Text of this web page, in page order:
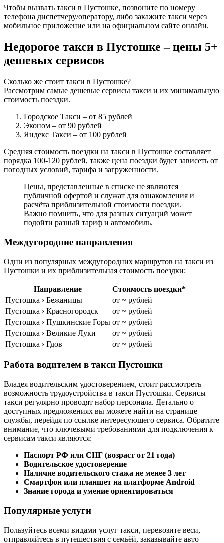
Чтобы вызвать такси в Пустошке, позвоните по номеру
телефона диспетчеру/оператору, либо закажите такси через
мобильное приложение или на официальном сайте онлайн.
Недорогое такси в Пустошке – цены 5+
дешевых сервисов
Сколько же стоит такси в Пустошке?
Рассмотрим самые дешевые сервисы такси и их минимальную
стоимость поездки.
Городское Такси – от 85 рублей
Эконом – от 90 рублей
Яндекс Такси – от 100 рублей
Средняя стоимость поездки на такси в Пустошке составляет
порядка 100-120 рублей, также цена поездки будет зависеть от
погодных условий, тарифа и загруженности.
Цены, представленные в списке не являются
публичной офертой и служат для ознакомления и
расчёта приблизительной стоимости поездки.
Важно помнить, что для разных ситуаций может
подойти разный тариф и автомобиль.
Междугородние направления
Одни из популярных междугородних маршрутов на такси из
Пустошки и их приблизительная стоимость поездки:
Направление
Стоимость поездки*
Пустошка › Бежаницы
от ~ рублей
Пустошка › Красногородск
от ~ рублей
Пустошка › Пушкинские Горы от ~ рублей
Пустошка › Великие Луки
от ~ рублей
Пустошка › Гдов
от ~ рублей
Работа водителем в такси Пустошки
Владея водительским удостоверением, стоит рассмотреть
возможность трудоустройства в такси Пустошки. Сервисы
такси регулярно проводят набор персонала. Детально о
доступных предложениях вы можете найти на странице
службы, перейдя по ссылке интересующего сервиса. Обратите
внимание, что ключевыми требованиями для подключения к
сервисам такси являются:
Паспорт РФ или СНГ (возраст от 21 года)
Водительское удостоверение
Наличие водительского стажа не менее 3 лет
Смартфон или планшет на платформе Android
Знание города и умение ориентироваться
Популярные услуги
Пользуйтесь всеми видами услуг такси, перевозите веси,
отправляйтесь в путешествия с семьёй, заказывайте авто